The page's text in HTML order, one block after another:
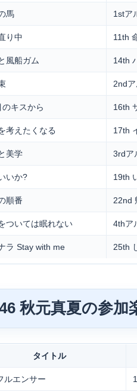
馬 1stア
り中 11th
風船ガム 14th
2nd
のキスから 16th
考えたくなる 17th
美学 3rdア
いか? 19th
順番 22nd
ついては眠れない 4thア
ラ Stay with me 25th
秋元真夏の参加
タイトル
ルエンサー